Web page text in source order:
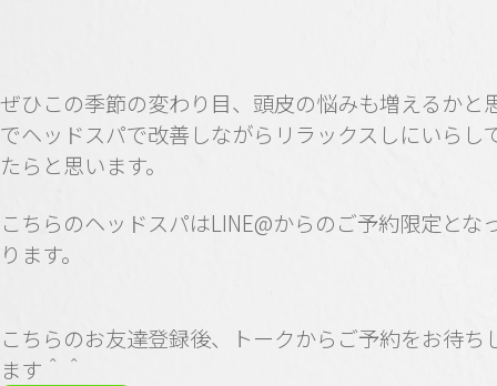
ぜひこの季節の変わり目、頭皮の悩みも増えるかと
でヘッドスパで改善しながらリラックスしにいらし
たらと思います。
こちらのヘッドスパはLINE@からのご予約限定とな
ります。
こちらのお友達登録後、トークからご予約をお待ち
ます＾＾